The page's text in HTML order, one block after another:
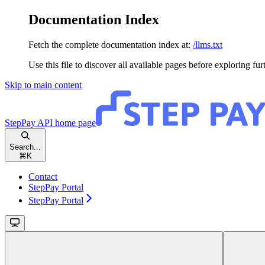
Documentation Index
Fetch the complete documentation index at: /llms.txt
Use this file to discover all available pages before exploring
Skip to main content
StepPay API home page
Search...
⌘ K
Contact
StepPay Portal
StepPay Portal